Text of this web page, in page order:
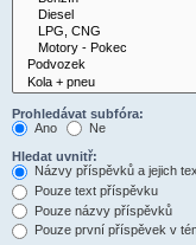
Prohledávat subfóra:
Ano
Ne
Hledat uvnitř:
Názvy příspěvků a jejich
Pouze text příspěvku
Pouze názvy příspěvků
Pouze první příspěvek v